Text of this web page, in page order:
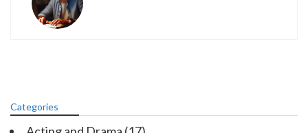
Categories